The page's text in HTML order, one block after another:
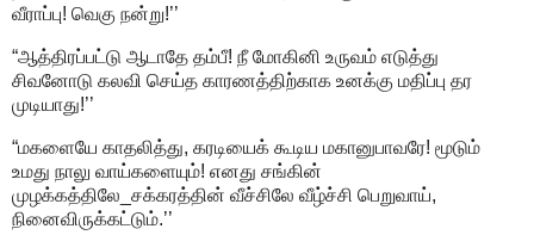
வீராப்பு! வெகு நன்று!’’
“ஆத்திரப்பட்டு ஆடாதே தம்பீ! நீ மோகினி உருவம் எடுத்து
சிவனோடு கலவி செய்த காரணத்திற்காக உனக்கு மதிப்பு தர
முடியாது!’’
“மகளையே காதலித்து, கரடியைக் கூடிய மகானுபாவரே! மூடும்
உமது நாலு வாய்களையும்! எனது சங்கின்
முழக்கத்திலே_சக்கரத்தின் வீச்சிலே வீழ்ச்சி பெறுவாய்,
நினைவிருக்கட்டும்.’’